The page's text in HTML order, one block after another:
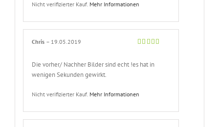
Nicht verifizierter Kauf. Mehr Informationen
Chris – 19.05.2019
Die vorher/ Nachher Bilder sind echt !es hat in
wenigen Sekunden gewirkt.
Nicht verifizierter Kauf. Mehr Informationen